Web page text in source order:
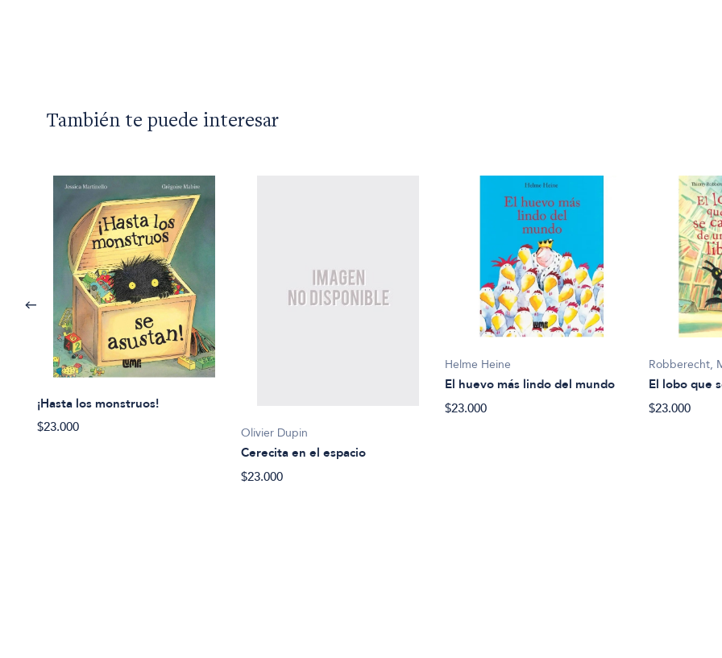
También te puede interesar
¡Hasta los monstruos!
$23.000
Olivier Dupin
Cerecita en el espacio
$23.000
Helme Heine
El huevo más lindo del mundo
$23.000
Robberecht,
El lobo que
$23.000